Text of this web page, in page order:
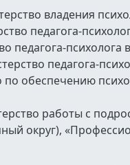
владения
педагога-
педагога-психолога
педагога-
обеспечению
работы с
округ),